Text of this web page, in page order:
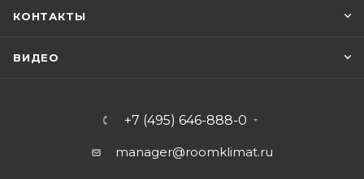
КОНТАКТЫ
ВИДЕО
+7 (495) 646-888-0
manager@roomklimat.ru